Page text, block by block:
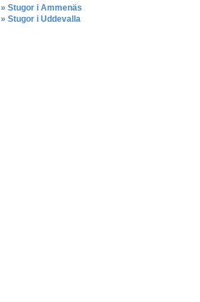
» Stugor i Ammenäs
» Stugor i Uddevalla